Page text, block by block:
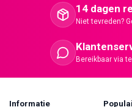
14 dagen
Niet tevreden?
Bereikbaar via
Informatie